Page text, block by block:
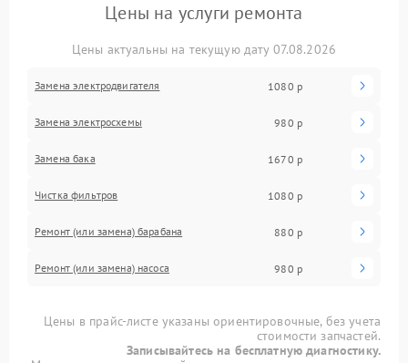
Цены на услуги ремонта
Цены актуальны на текущую дату 07.08.2026
Замена электродвигателя 1080 р
Замена электросхемы 980 р
Замена бака 1670 р
Чистка фильтров 1080 р
Ремонт (или замена) барабана 880 р
Ремонт (или замена) насоса 980 р
Цены в прайс-листе указаны ориентировочные, без учета
стоимости запчастей.
Записывайтесь на бесплатную диагностику.